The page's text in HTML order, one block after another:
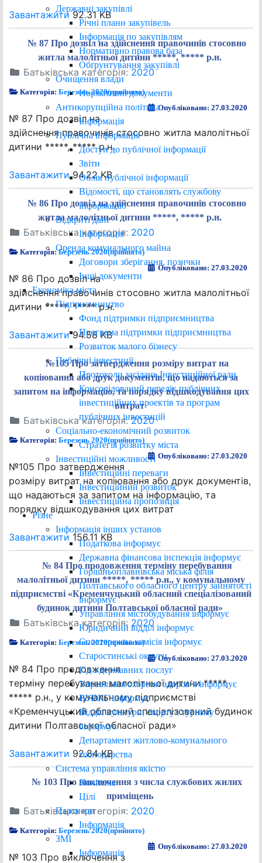
Державні закупівлі
Річні плани закупівель
Інформація по закупівлям
Нормативно правова база
Обґрунтування закупівлі
Очищення влади
Нормативні документи
Антикорупційна політика
Інформація
Публічна інформація
Доступ до публічної інформації
Звіти
Облік публічної інформації
Відомості, що становлять службову
інформацію
Відкриті дані
Інформація
Оренда комунального майна
Договори зберігання, позички
Інші документи
Економіка міста
Підприємництво
Фонд підтримки підприємництва
Програма підтримки підприємництва
Розвиток малого бізнесу
Публічні інвестиції
Протоколи засідань Інвестиційної ради
Консолідований перелік публічних
інвестиційних проектів та програм
публічних інвестицій
Соціально-економічний розвиток
Стратегія розвитку міста
Інвестиційні можливості
Інвестиційні переваги
Інвестиційний розвиток
Інвестиційна пропозиція
Різне
Інформація інших установ
Податкова інформує
Державна фінансова інспекція інформує
Горішньоплавнівська міська філія
Полтавського обласного центру зайнятості
інформує
Управління містобудування інформує
Юридичний відділ інформує
Спостережна комісія інформує
Старостинські округи
Гід з державних послуг
Управління охорони здоров`я інформує
ВУВКГ інформує
Відділ культури, спорту і туризму
інформує
Департамент житлово-комунального
господарства
Система управління якістю
Політика
Цілі
Партнери
Інформація
ЗМІ
Інформація
Завантажити92.31 KB
№ 87 Про дозвіл на здійснення правочинів стосовно
житла малолітньої дитини *****, ***** р.н.
Батьківська категорія: 2020
Категорія:Березень 2020(прийнято)
Опубліковано: 27.03.2020
№ 87 Про дозвіл на
здійснення правочинів стосовно житла малолітньої
дитини *****, ***** р.н.
Завантажити94.22 KB
№ 86 Про дозвіл на здійснення правочинів стосовно
житла малолітньої дитини *****, ***** р.н.
Батьківська категорія: 2020
Категорія:Березень 2020(прийнято)
Опубліковано: 27.03.2020
№ 86 Про дозвіл на
здійснення правочинів стосовно житла малолітньої
дитини *****, ***** р.н.
Завантажити94.58 KB
№105 Про затвердження розміру витрат на
копіювання або друк документів, що надаються за
запитом на інформацію, та порядку відшкодування цих
витрат
Батьківська категорія:2020
Категорія:Березень 2020(прийнято)
Опубліковано: 27.03.2020
№105 Про затвердження
розміру витрат на копіювання або друк документів,
що надаються за запитом на інформацію, та
порядку відшкодування цих витрат
Завантажити 156.11 KB
№ 84 Про продовження терміну перебування
малолітньої дитини *****, ***** р.н., у комунальному
підприємстві «Кременчуцький обласний спеціалізований
будинок дитини Полтавської обласної ради»
Батьківська категорія: 2020
Категорія:Березень 2020(прийнято)
Опубліковано: 27.03.2020
№ 84 Про продовження
терміну перебування малолітньої дитини *****,
***** р.н., у комунальному підприємстві
«Кременчуцький обласний спеціалізований будинок
дитини Полтавської обласної ради»
Завантажити 92.84 KB
№ 103 Про виключення з числа службових жилих
приміщень
Батьківська категорія: 2020
Категорія:Березень 2020(прийнято)
Опубліковано: 27.03.2020
№ 103 Про виключення з